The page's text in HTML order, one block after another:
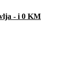
- i 0 KM